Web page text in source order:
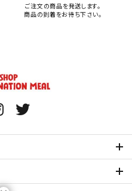
ご注文の商品を発送します。
商品の到着をお待ち下さい。